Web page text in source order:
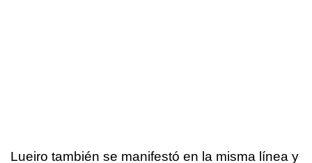
Lueiro también se manifestó en la misma línea y